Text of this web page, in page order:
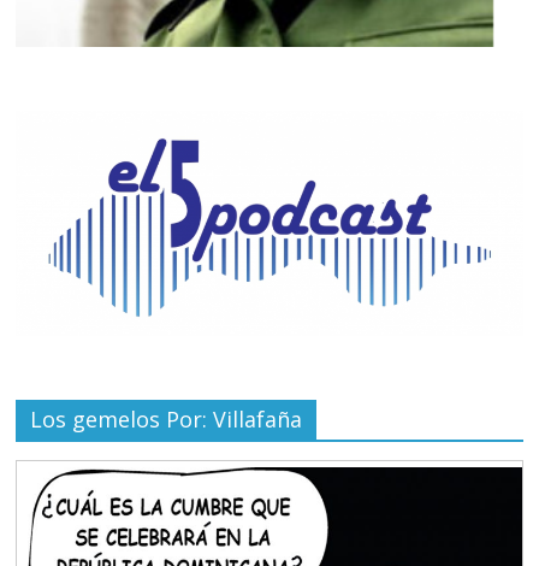
Los gemelos Por: Villafaña